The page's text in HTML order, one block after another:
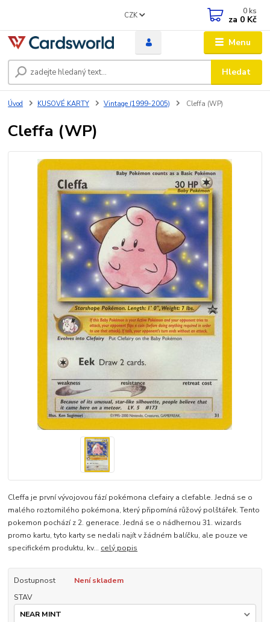
Menu
CZK
Hledat
0 ks
za 0 Kč
Úvod KUSOVÉ KARTY Vintage (1999-2005) Cleffa (WP)
Cleffa (WP)
Cleffa je první vývojovou fází pokémona clefairy a clefable. Jedná se o
malého roztomilého pokémona, který připomíná růžový polštářek. Tento
pokemon pochází z 2. generace. Jedná se o nádhernou 31. wizards
promo kartu, tyto karty se nedali najít v žádném balíčku, ale pouze ve
specifickém produktu, kv... celý popis
Dostupnost
Není skladem
STAV